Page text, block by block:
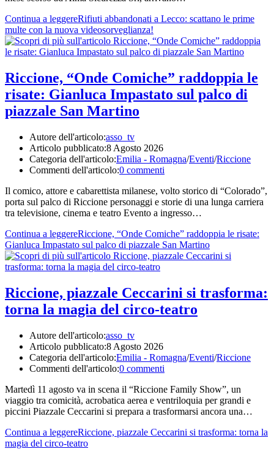
Continua a leggereRifiuti abbandonati a Lecco: scattano le prime
multe con la nuova videosorveglianza!
Riccione, “Onde Comiche” raddoppia le
risate: Gianluca Impastato sul palco di
piazzale San Martino
Autore dell'articolo:asso_tv
Articolo pubblicato:8 Agosto 2026
Categoria dell'articolo:Emilia - Romagna/Eventi/Riccione
Commenti dell'articolo:0 commenti
Il comico, attore e cabarettista milanese, volto storico di “Colorado”,
porta sul palco di Riccione personaggi e storie di una lunga carriera
tra televisione, cinema e teatro Evento a ingresso…
Continua a leggereRiccione, “Onde Comiche” raddoppia le risate:
Gianluca Impastato sul palco di piazzale San Martino
Riccione, piazzale Ceccarini si trasforma:
torna la magia del circo-teatro
Autore dell'articolo:asso_tv
Articolo pubblicato:8 Agosto 2026
Categoria dell'articolo:Emilia - Romagna/Eventi/Riccione
Commenti dell'articolo:0 commenti
Martedì 11 agosto va in scena il “Riccione Family Show”, un
viaggio tra comicità, acrobatica aerea e ventriloquia per grandi e
piccini Piazzale Ceccarini si prepara a trasformarsi ancora una…
Continua a leggereRiccione, piazzale Ceccarini si trasforma: torna la
magia del circo-teatro